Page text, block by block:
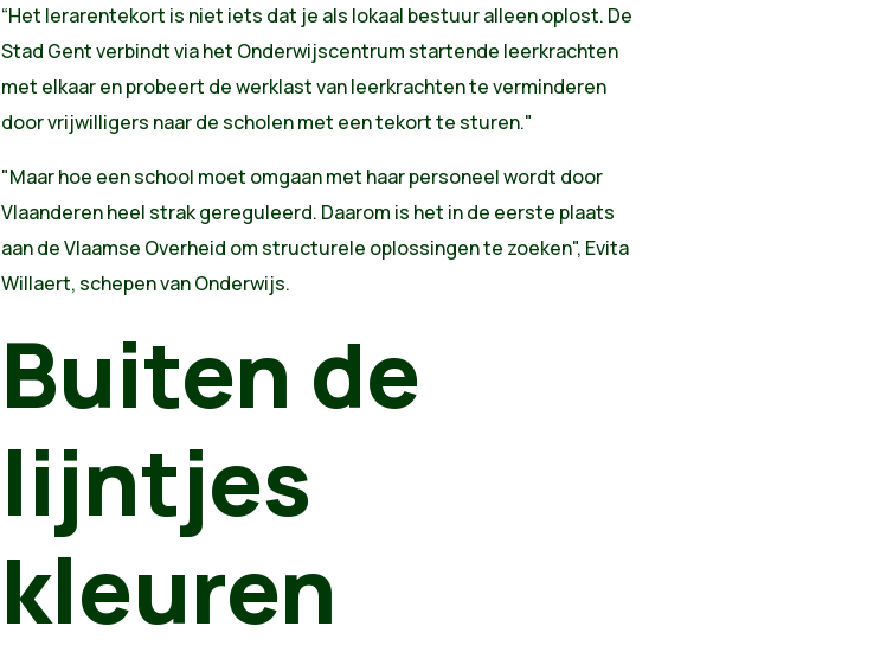
“Het lerarentekort is niet iets dat je als lokaal bestuur alleen oplost. De
Stad Gent verbindt via het Onderwijscentrum startende leerkrachten
met elkaar en probeert de werklast van leerkrachten te verminderen
door vrijwilligers naar de scholen met een tekort te sturen."
"Maar hoe een school moet omgaan met haar personeel wordt door
Vlaanderen heel strak gereguleerd. Daarom is het in de eerste plaats
aan de Vlaamse Overheid om structurele oplossingen te zoeken", Evita
Willaert, schepen van Onderwijs.
Buiten de
lijntjes
kleuren